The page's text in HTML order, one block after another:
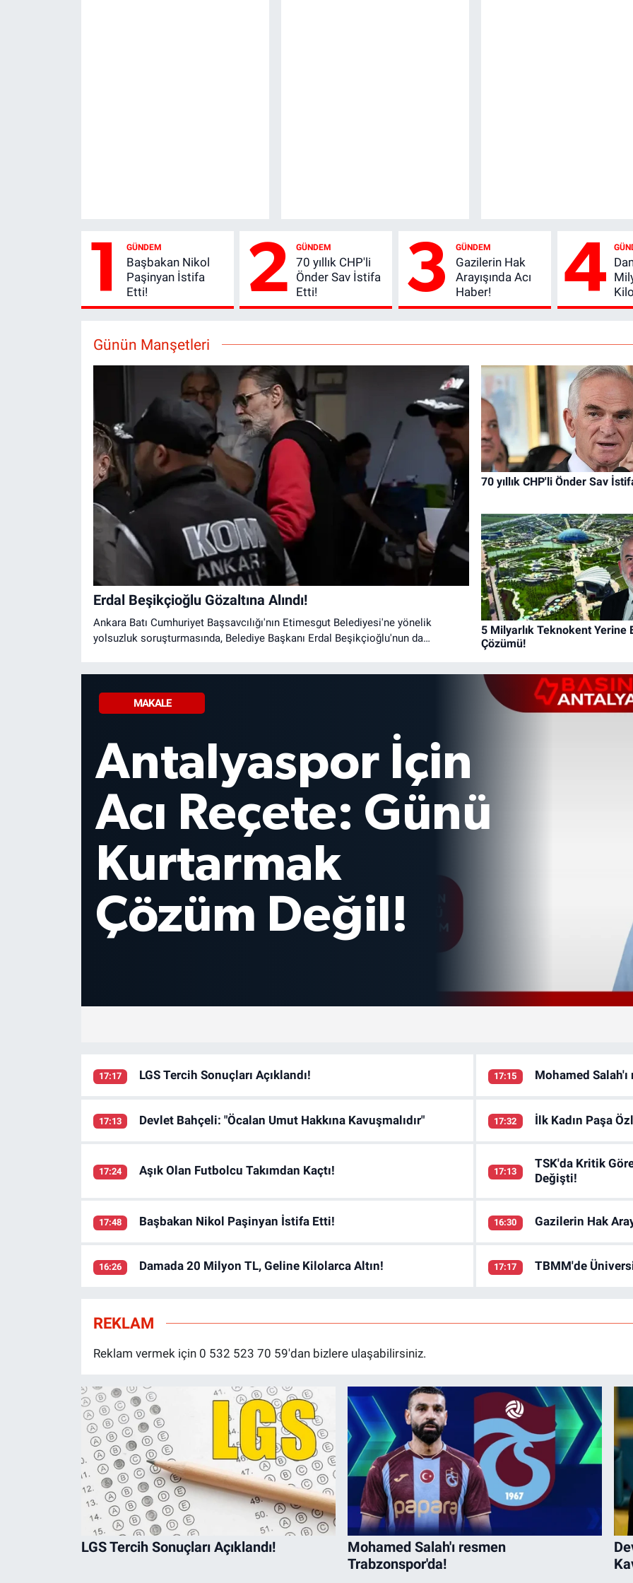
1 GÜNDEM
Başbakan Nikol
Paşinyan İstifa
Etti!
2 GÜNDEM
70 yıllık CHP'li
Önder Sav İstifa
Etti!
3 GÜNDEM
Gazilerin Hak
Arayışında Acı
Haber!
4
Günün Manşetleri
Erdal Beşikçioğlu Gözaltına Alındı!
Ankara Batı Cumhuriyet Başsavcılığı'nın Etimesgut Belediyesi'ne yönelik
yolsuzluk soruşturmasında, Belediye Başkanı Erdal Beşikçioğlu'nun da
70 yıllık CHP'li Önder Sav
5 Milyarlık Teknokent Yerine
Çözümü!
Antalyaspor İçin
Acı Reçete: Günü
Kurtarmak
Çözüm Değil!
MAKALE
17:17 LGS Tercih Sonuçları Açıklandı! 17:15 Mohamed
17:13 Devlet Bahçeli: "Öcalan Umut Hakkına Kavuşmalıdır" 17:32 İlk Kadın Paşa
17:24 Aşık Olan Futbolcu Takımdan Kaçtı! 17:13
TSK'da Kritik
Değişti!
17:48 Başbakan Nikol Paşinyan İstifa Etti! 16:30 Gazilerin Hak
16:26 Damada 20 Milyon TL, Geline Kilolarca Altın! 17:17 TBMM'de
REKLAM
Reklam vermek için 0 532 523 70 59'dan bizlere ulaşabilirsiniz.
LGS Tercih Sonuçları Açıklandı!
Mohamed Salah'ı resmen
Trabzonspor'da!